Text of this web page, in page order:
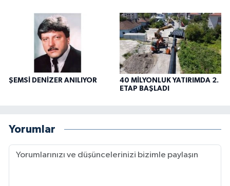
ŞEMSİ DENİZER ANILIYOR
40 MİLYONLUK YATIRIMDA 2.
ETAP BAŞLADI
Yorumlar